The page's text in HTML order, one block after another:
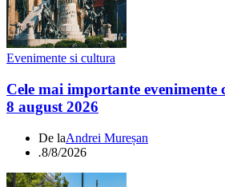
Evenimente si cultura
Cele mai importante
8 august 2026
De laAndrei Mureșan
.8/8/2026